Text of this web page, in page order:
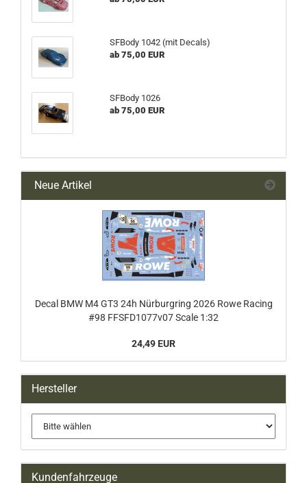
SFBody 1042 (mit Decals)
ab 75,00 EUR
SFBody 1026
ab 75,00 EUR
Neue Artikel
Decal BMW M4 GT3 24h Nürburgring 2026 Rowe Racing
#98 FFSFD1077v07 Scale 1:32
24,49 EUR
Hersteller
Kundenfahrzeuge